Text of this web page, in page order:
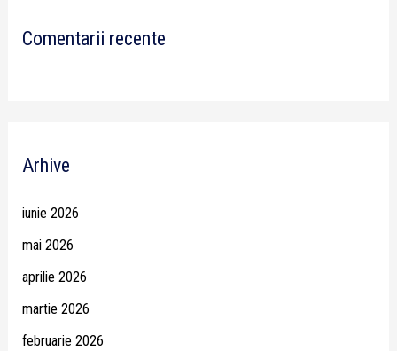
Comentarii recente
Arhive
iunie 2026
mai 2026
aprilie 2026
martie 2026
februarie 2026